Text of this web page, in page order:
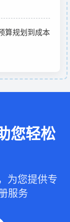
算规划到成本
您轻松
为您提供专
服务